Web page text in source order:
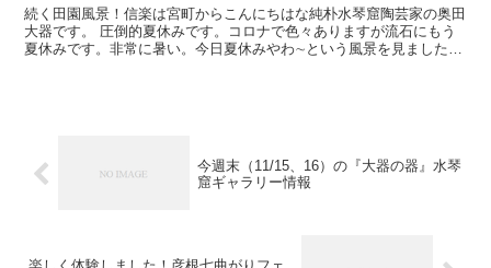
続く田園風景！信楽は宮町からこんにちはな純朴水琴窟陶芸家の奥田
大器です。 圧倒的夏休みです。コロナで色々ありますが流石にもう
夏休みです。非常に暑い。今日夏休みやわ∼という風景を見ました。
今週末（11/15、16）の『大器の器』水琴
窟ギャラリー情報